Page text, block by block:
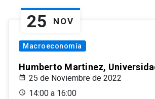
25 NOV
Macroeconomía
Humberto Martinez,
25 de Noviembre de 2022
14:00 a 16:00